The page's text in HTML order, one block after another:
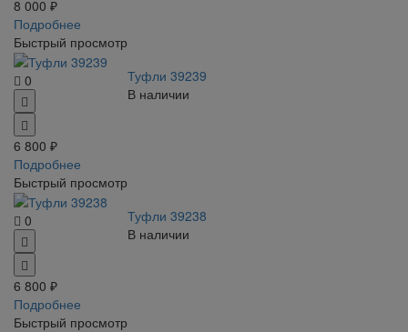
8 000 ₽
Подробнее
Быстрый просмотр
0
Туфли 39239
В наличии
6 800 ₽
Подробнее
Быстрый просмотр
0
Туфли 39238
В наличии
6 800 ₽
Подробнее
Быстрый просмотр